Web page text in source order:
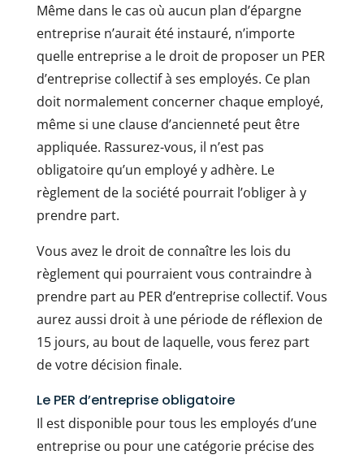
Même dans le cas où aucun plan d’épargne
entreprise n’aurait été instauré, n’importe
quelle entreprise a le droit de proposer un PER
d’entreprise collectif à ses employés. Ce plan
doit normalement concerner chaque employé,
même si une clause d’ancienneté peut être
appliquée. Rassurez-vous, il n’est pas
obligatoire qu’un employé y adhère. Le
règlement de la société pourrait l’obliger à y
prendre part.
Vous avez le droit de connaître les lois du
règlement qui pourraient vous contraindre à
prendre part au PER d’entreprise collectif. Vous
aurez aussi droit à une période de réflexion de
15 jours, au bout de laquelle, vous ferez part
de votre décision finale.
Le PER d’entreprise obligatoire
Il est disponible pour tous les employés d’une
entreprise ou pour une catégorie précise des